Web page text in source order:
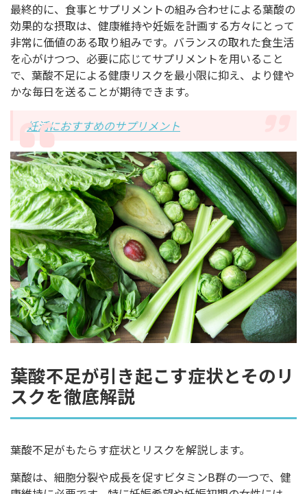
最終的に、食事とサプリメントの組み合わせによる葉酸の
効果的な摂取は、健康維持や妊娠を計画する方々にとって
非常に価値のある取り組みです。バランスの取れた食生活
を心がけつつ、必要に応じてサプリメントを用いること
で、葉酸不足による健康リスクを最小限に抑え、より健や
かな毎日を送ることが期待できます。
妊活におすすめのサプリメント
葉酸不足が引き起こす症状とそのリ
スクを徹底解説
葉酸不足がもたらす症状とリスクを解説します。
葉酸は、細胞分裂や成長を促すビタミンB群の一つで、健